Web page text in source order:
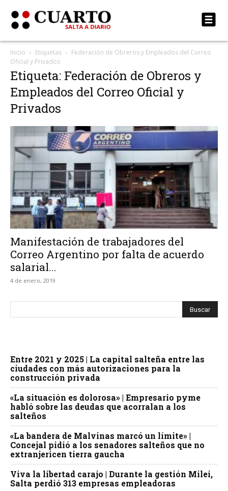
Inicio Etiquetas
Federación de Obreros y Empleados del Correo
Oficial y Privados
Etiqueta: Federación de Obreros y
Empleados del Correo Oficial y
Privados
Manifestación de trabajadores del
Correo Argentino por falta de acuerdo
salarial...
4 de enero, 2019
Entre 2021 y 2025 | La capital salteña entre las
ciudades con más autorizaciones para la
construcción privada
«La situación es dolorosa» | Empresario pyme
habló sobre las deudas que acorralan a los
salteños
«La bandera de Malvinas marcó un límite» |
Concejal pidió a los senadores salteños que no
extranjericen tierra gaucha
Viva la libertad carajo | Durante la gestión Milei,
Salta perdió 313 empresas empleadoras